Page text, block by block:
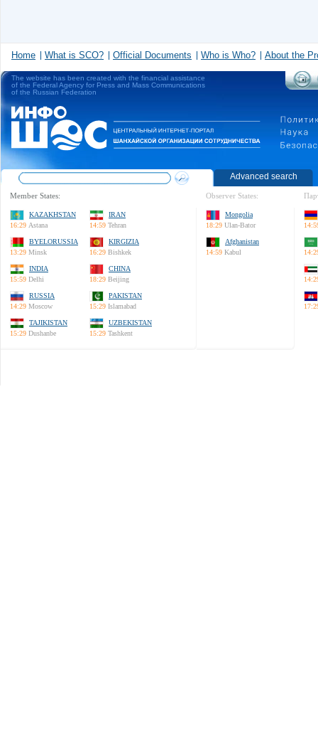
Home What is SCO? Official Documents Who is Who? About the
The website has been created with the financial assistance
of the Federal Agency for Press and Mass Communications
of the Russian Federation
Advanced search
Member States:
KAZAKHSTAN
16:29 Astana
IRAN
14:59 Tehran
BYELORUSSIA
13:29 Minsk
KIRGIZIA
16:29 Bishkek
INDIA
15:59 Delhi
CHINA
18:29 Beijing
RUSSIA
14:29 Moscow
PAKISTAN
15:29 Islamabad
TAJIKISTAN
15:29 Dushanbe
UZBEKISTAN
15:29 Tashkent
Observer States:
Mongolia
18:29 Ulan-Bator
Afghanistan
14:59 Kabul